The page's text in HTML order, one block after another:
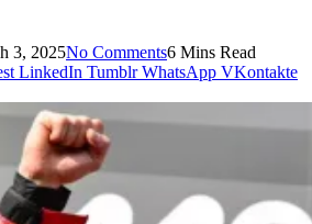
3, 2025No Comments6 Mins Read
LinkedIn Tumblr WhatsApp VKontakte